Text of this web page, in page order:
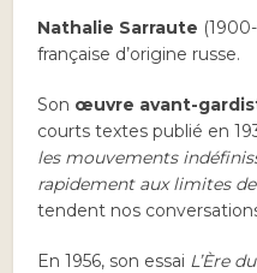
Nathalie Sarraute
française d’origine russe.
Son œuvre avant-
courts textes publié en
les mouvements
rapidement aux limites
tendent nos
En 1956, son essai L’Ère